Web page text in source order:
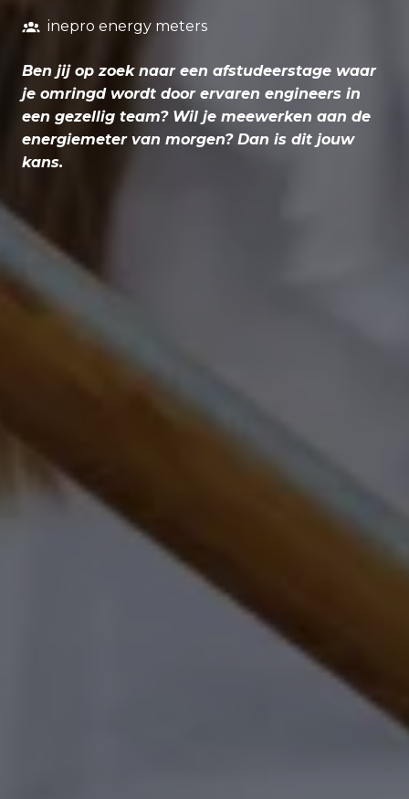
inepro energy meters
Ben jij op zoek naar een afstudeerstage waar
je omringd wordt door ervaren engineers in
een gezellig team? Wil je meewerken aan de
energiemeter van morgen? Dan is dit jouw
kans.